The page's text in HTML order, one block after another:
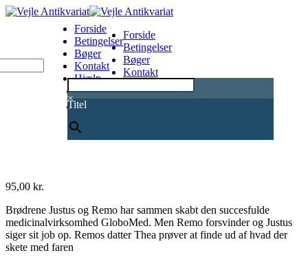
×
Titel
Forside
Betingelser
Bøger
Kontakt
Hjælp
0
Forside
Betingelser
Bøger
Kontakt
95,00 kr.
Brødrene Justus og Remo har sammen skabt den succesfulde
medicinalvirksomhed GloboMed. Men Remo forsvinder og Justus
siger sit job op. Remos datter Thea prøver at finde ud af hvad der
skete med faren